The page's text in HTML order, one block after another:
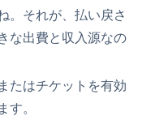
。それが、払い戻さ
な出費と収入源なの
たはチケットを有効
す。